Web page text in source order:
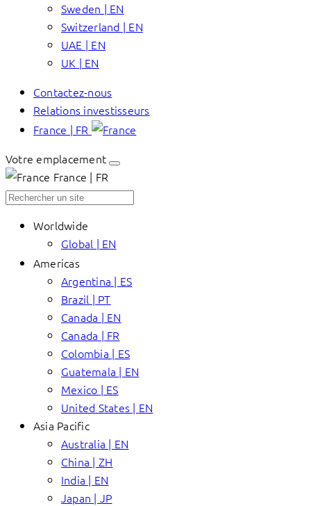
Sweden | EN
Switzerland | EN
UAE | EN
UK | EN
Contactez-nous
Relations investisseurs
France | FR
Votre emplacement
France | FR
Worldwide
Global | EN
Americas
Argentina | ES
Brazil | PT
Canada | EN
Canada | FR
Colombia | ES
Guatemala | EN
Mexico | ES
United States | EN
Asia Pacific
Australia | EN
China | ZH
India | EN
Japan | JP